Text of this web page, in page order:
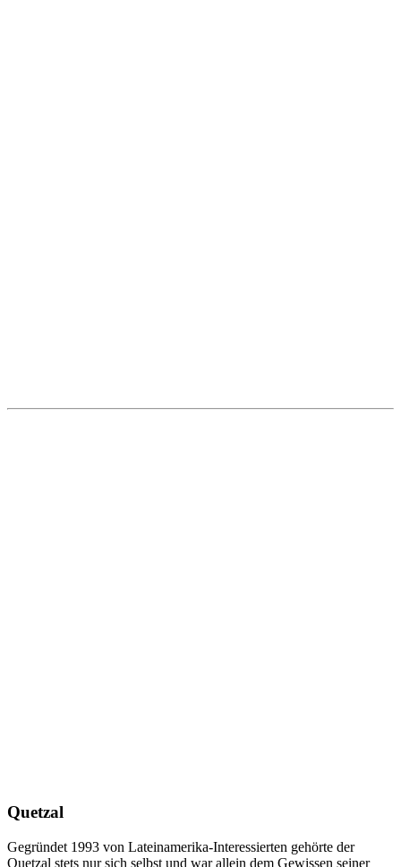
Quetzal
Gegründet 1993 von Lateinamerika-Interessierten gehörte der
Quetzal stets nur sich selbst und war allein dem Gewissen seiner